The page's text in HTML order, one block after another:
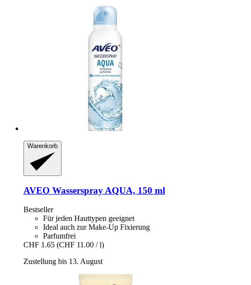
Warenkorb
AVEO Wasserspray AQUA, 150 ml
Bestseller
Für jeden Hauttypen geeignet
Ideal auch zur Make-Up Fixierung
Parfumfrei
CHF 1.65 (CHF 11.00 / l)
Zustellung bis 13. August